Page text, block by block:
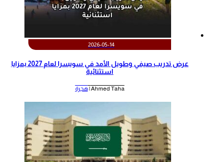
2026-05-14
عرض تدريب صيفي وطويل الأمد في سويسرا لعام 2027 بمزايا
استثنائية
Ahmed Taha | هجرة